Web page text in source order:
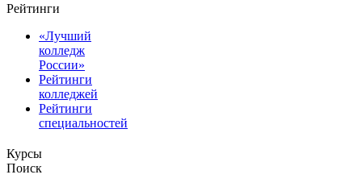
Рейтинги
«Лучший
колледж
России»
Рейтинги
колледжей
Рейтинги
специальностей
Курсы
Поиск